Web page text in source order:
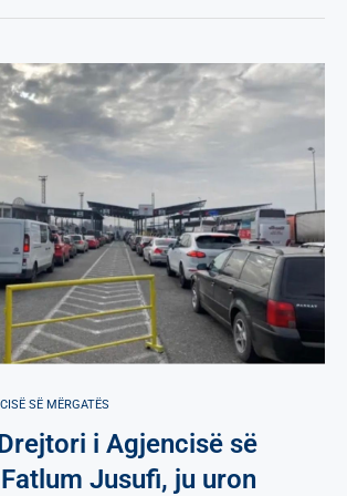
SË МËRGATËS
i Agjencisë së
Jusufi, ju uron